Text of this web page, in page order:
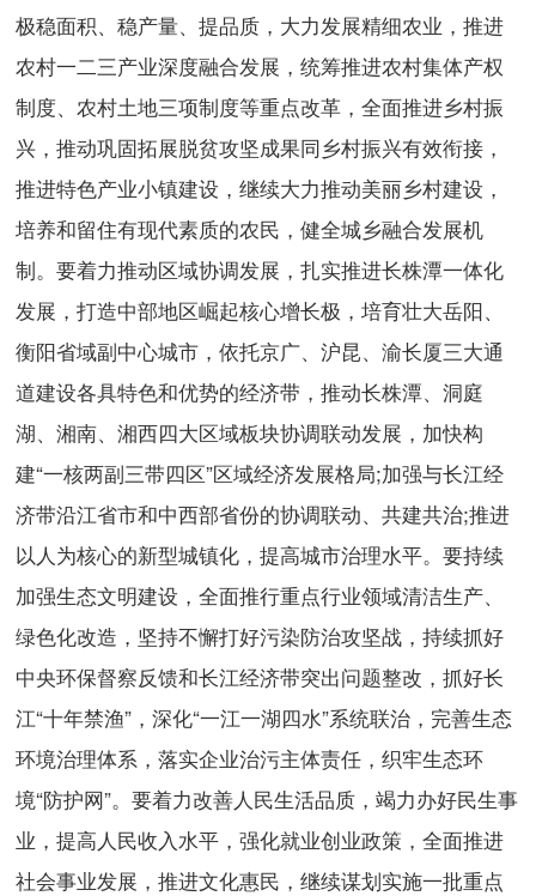
极稳面积、稳产量、提品质，大力发展精细农业，推进
农村一二三产业深度融合发展，统筹推进农村集体产权
制度、农村土地三项制度等重点改革，全面推进乡村振
兴，推动巩固拓展脱贫攻坚成果同乡村振兴有效衔接，
推进特色产业小镇建设，继续大力推动美丽乡村建设，
培养和留住有现代素质的农民，健全城乡融合发展机
制。要着力推动区域协调发展，扎实推进长株潭一体化
发展，打造中部地区崛起核心增长极，培育壮大岳阳、
衡阳省域副中心城市，依托京广、沪昆、渝长厦三大通
道建设各具特色和优势的经济带，推动长株潭、洞庭
湖、湘南、湘西四大区域板块协调联动发展，加快构
建“一核两副三带四区”区域经济发展格局;加强与长江经
济带沿江省市和中西部省份的协调联动、共建共治;推进
以人为核心的新型城镇化，提高城市治理水平。要持续
加强生态文明建设，全面推行重点行业领域清洁生产、
绿色化改造，坚持不懈打好污染防治攻坚战，持续抓好
中央环保督察反馈和长江经济带突出问题整改，抓好长
江“十年禁渔”，深化“一江一湖四水”系统联治，完善生态
环境治理体系，落实企业治污主体责任，织牢生态环
境“防护网”。要着力改善人民生活品质，竭力办好民生事
业，提高人民收入水平，强化就业创业政策，全面推进
社会事业发展，推进文化惠民，继续谋划实施一批重点